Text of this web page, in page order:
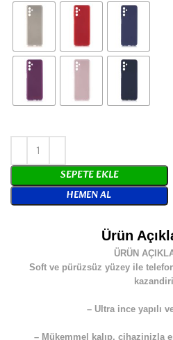
SEPETE EKLE
HEMEN AL
Ürün
ÜRÜN
Soft ve pürüzsüz yüzey ile
– Ultra ince yapılı
– Mükemmel kalıp, cihazinizla